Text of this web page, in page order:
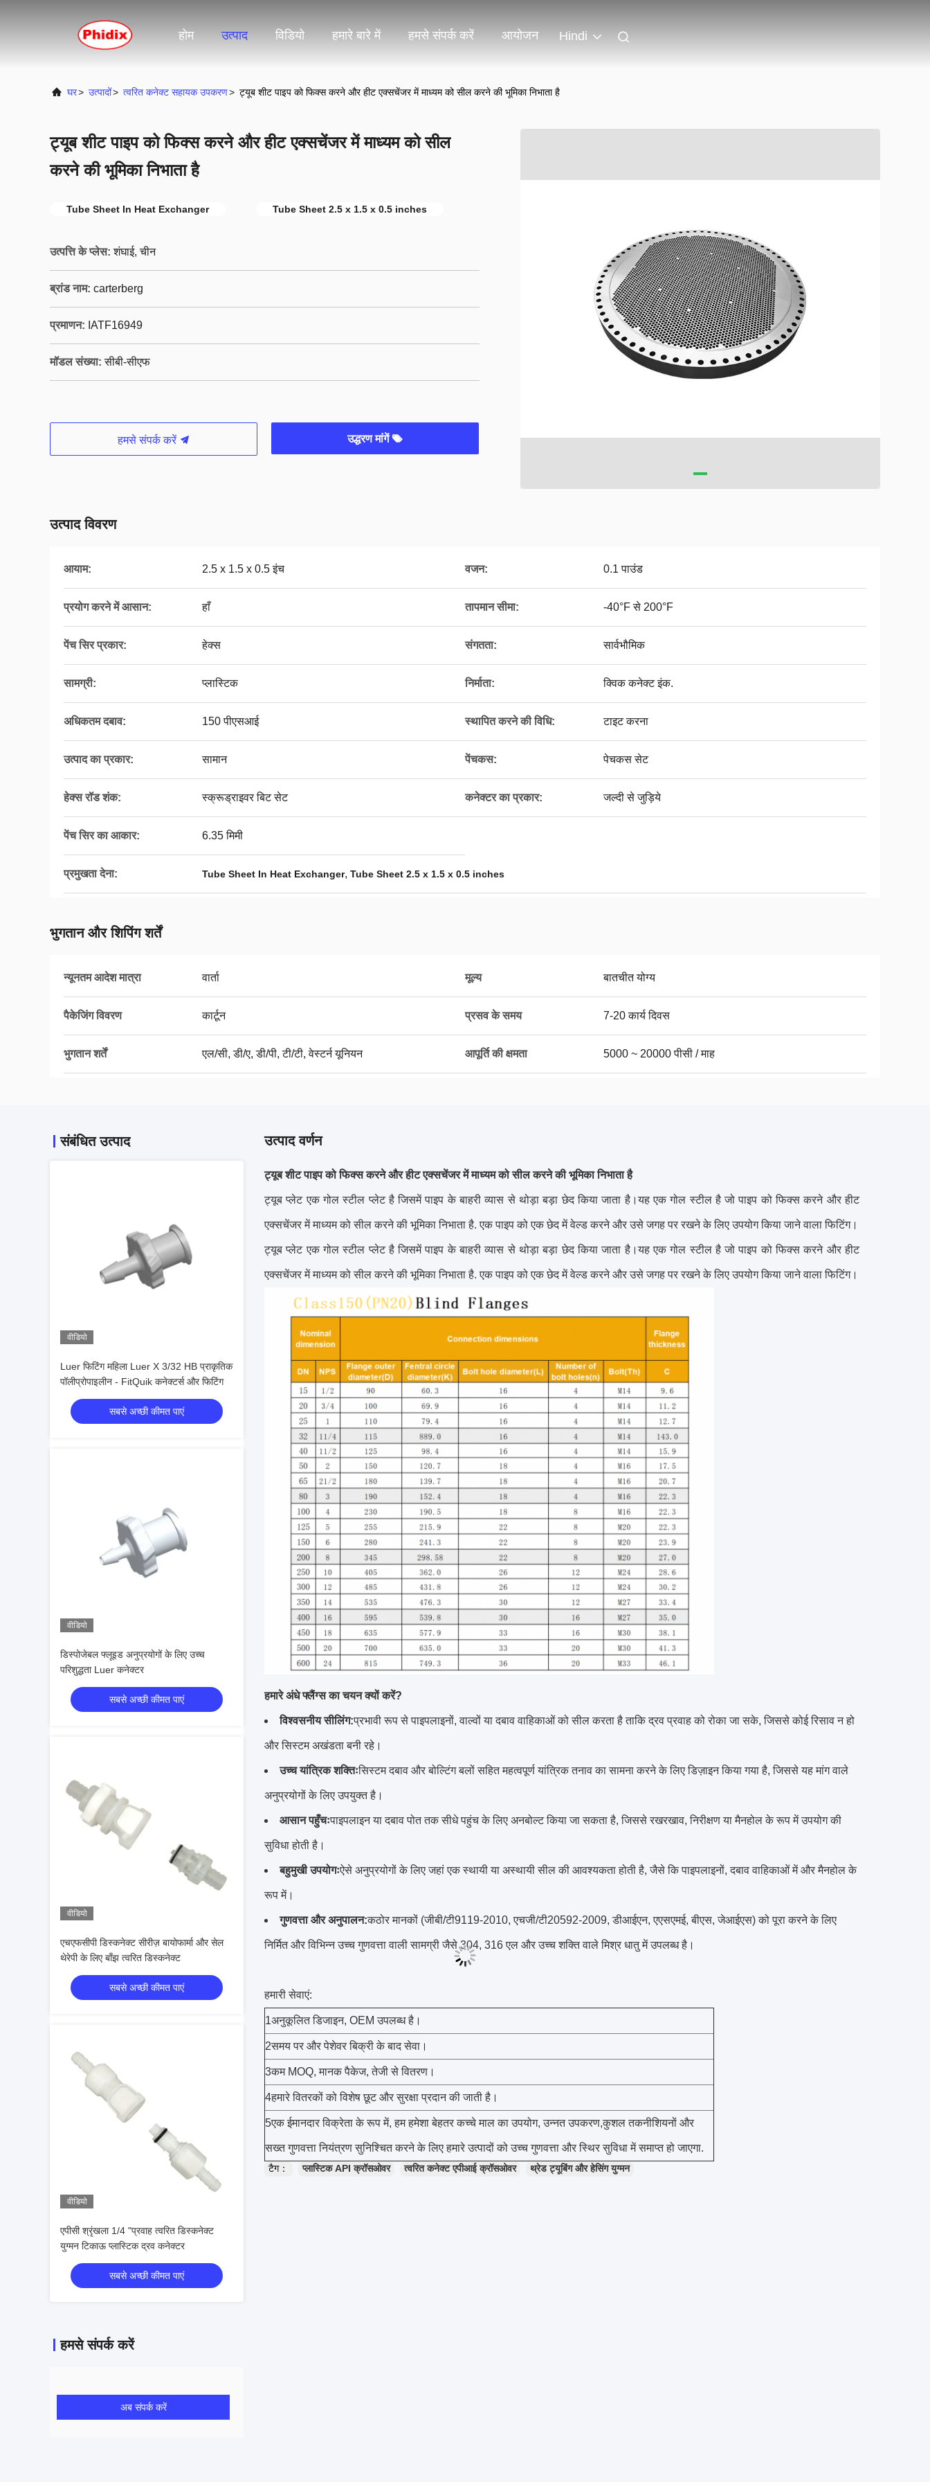
होम उत्पाद विडियो हमारे बारे में हमसे संपर्क करें आयोजन Hindi
घर> उत्पादों> त्वरित कनेक्ट सहायक उपकरण> ट्यूब शीट पाइप को फिक्स करने और हीट एक्सचेंजर में माध्यम को सील करने की भूमिका निभाता है
ट्यूब शीट पाइप को फिक्स करने और हीट एक्सचेंजर में माध्यम को सील
करने की भूमिका निभाता है
Tube Sheet In Heat Exchanger Tube Sheet 2.5 x 1.5 x 0.5 inches
उत्पत्ति के प्लेस: शंघाई, चीन
ब्रांड नाम: carterberg
प्रमाणन: IATF16949
मॉडल संख्या: सीबी-सीएफ
हमसे संपर्क करें उद्धरण मांगें
उत्पाद विवरण
आयाम: 2.5 x 1.5 x 0.5 इंच वजन: 0.1 पाउंड
प्रयोग करने में आसान: हाँ तापमान सीमा: -40°F से 200°F
पेंच सिर प्रकार: हेक्स संगतता: सार्वभौमिक
सामग्री: प्लास्टिक निर्माता: क्विक कनेक्ट इंक.
अधिकतम दबाव: 150 पीएसआई स्थापित करने की विधि: टाइट करना
उत्पाद का प्रकार: सामान पेंचकस: पेचकस सेट
हेक्स रॉड शंक: स्क्रूड्राइवर बिट सेट कनेक्टर का प्रकार: जल्दी से जुड़िये
पेंच सिर का आकार: 6.35 मिमी
प्रमुखता देना: Tube Sheet In Heat Exchanger, Tube Sheet 2.5 x 1.5 x 0.5 inches
भुगतान और शिपिंग शर्तें
न्यूनतम आदेश मात्रा वार्ता मूल्य बातचीत योग्य
पैकेजिंग विवरण कार्टून प्रसव के समय 7-20 कार्य दिवस
भुगतान शर्तें एल/सी, डी/ए, डी/पी, टी/टी, वेस्टर्न यूनियन आपूर्ति की क्षमता 5000 ~ 20000 पीसी / माह
संबंधित उत्पाद
वीडियो
Luer फिटिंग महिला Luer X 3/32 HB प्राकृतिक
पॉलीप्रोपाइलीन - FitQuik कनेक्टर्स और फिटिंग
सबसे अच्छी कीमत पाएं
वीडियो
डिस्पोजेबल फ्लूइड अनुप्रयोगों के लिए उच्च
परिशुद्धता Luer कनेक्टर
सबसे अच्छी कीमत पाएं
वीडियो
एचएफसीपी डिस्कनेक्ट सीरीज़ बायोफार्मा और सेल
थेरेपी के लिए बाँझ त्वरित डिस्कनेक्ट
सबसे अच्छी कीमत पाएं
वीडियो
एपीसी श्रृंखला 1/4 "प्रवाह त्वरित डिस्कनेक्ट
युग्मन टिकाऊ प्लास्टिक द्रव कनेक्टर
सबसे अच्छी कीमत पाएं
हमसे संपर्क करें
अब संपर्क करें
उत्पाद वर्णन
ट्यूब शीट पाइप को फिक्स करने और हीट एक्सचेंजर में माध्यम को सील करने की भूमिका निभाता है
ट्यूब प्लेट एक गोल स्टील प्लेट है जिसमें पाइप के बाहरी व्यास से थोड़ा बड़ा छेद किया जाता है।यह एक गोल स्टील है जो पाइप को फिक्स करने और हीट
एक्सचेंजर में माध्यम को सील करने की भूमिका निभाता है. एक पाइप को एक छेद में वेल्ड करने और उसे जगह पर रखने के लिए उपयोग किया जाने वाला फिटिंग।
ट्यूब प्लेट एक गोल स्टील प्लेट है जिसमें पाइप के बाहरी व्यास से थोड़ा बड़ा छेद किया जाता है।यह एक गोल स्टील है जो पाइप को फिक्स करने और हीट
एक्सचेंजर में माध्यम को सील करने की भूमिका निभाता है. एक पाइप को एक छेद में वेल्ड करने और उसे जगह पर रखने के लिए उपयोग किया जाने वाला फिटिंग।
हमारे अंधे फ्लैंग्स का चयन क्यों करें?
विश्वसनीय सीलिंग:प्रभावी रूप से पाइपलाइनों, वाल्वों या दबाव वाहिकाओं को सील करता है ताकि द्रव प्रवाह को रोका जा सके, जिससे कोई रिसाव न हो
और सिस्टम अखंडता बनी रहे।
उच्च यांत्रिक शक्तिःसिस्टम दबाव और बोल्टिंग बलों सहित महत्वपूर्ण यांत्रिक तनाव का सामना करने के लिए डिज़ाइन किया गया है, जिससे यह मांग वाले
अनुप्रयोगों के लिए उपयुक्त है।
आसान पहुँचःपाइपलाइन या दबाव पोत तक सीधे पहुंच के लिए अनबोल्ट किया जा सकता है, जिससे रखरखाव, निरीक्षण या मैनहोल के रूप में उपयोग की
सुविधा होती है।
बहुमुखी उपयोगःऐसे अनुप्रयोगों के लिए जहां एक स्थायी या अस्थायी सील की आवश्यकता होती है, जैसे कि पाइपलाइनों, दबाव वाहिकाओं में और मैनहोल के
रूप में।
गुणवत्ता और अनुपालन:कठोर मानकों (जीबी/टी9119-2010, एचजी/टी20592-2009, डीआईएन, एएसएमई, बीएस, जेआईएस) को पूरा करने के लिए
निर्मित और विभिन्न उच्च गुणवत्ता वाली सामग्री जैसे 304, 316 एल और उच्च शक्ति वाले मिश्र धातु में उपलब्ध है।
हमारी सेवाएं:
1अनुकूलित डिजाइन, OEM उपलब्ध है।
2समय पर और पेशेवर बिक्री के बाद सेवा।
3कम MOQ, मानक पैकेज, तेजी से वितरण।
4हमारे वितरकों को विशेष छूट और सुरक्षा प्रदान की जाती है।
5एक ईमानदार विक्रेता के रूप में, हम हमेशा बेहतर कच्चे माल का उपयोग, उन्नत उपकरण,कुशल तकनीशियनों और
सख्त गुणवत्ता नियंत्रण सुनिश्चित करने के लिए हमारे उत्पादों को उच्च गुणवत्ता और स्थिर सुविधा में समाप्त हो जाएगा.
टैग： प्लास्टिक API क्रॉसओवर त्वरित कनेक्ट एपीआई क्रॉसओवर थ्रेड ट्यूबिंग और हेसिंग युग्मन